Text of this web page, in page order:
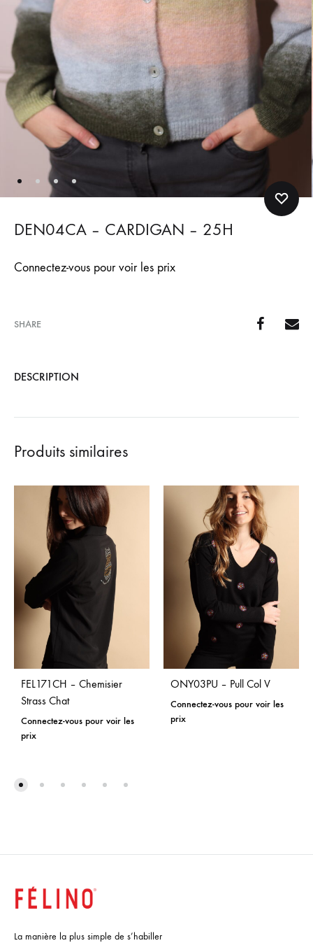
DEN04CA – CARDIGAN – 25H
Connectez-vous pour voir les prix
SHARE
DESCRIPTION
Produits similaires
FEL171CH – Chemisier
Strass Chat
Connectez-vous pour voir les
prix
ONY03PU – Pull Col V
Connectez-vous pour voir les
prix
La manière la plus simple de s’habiller